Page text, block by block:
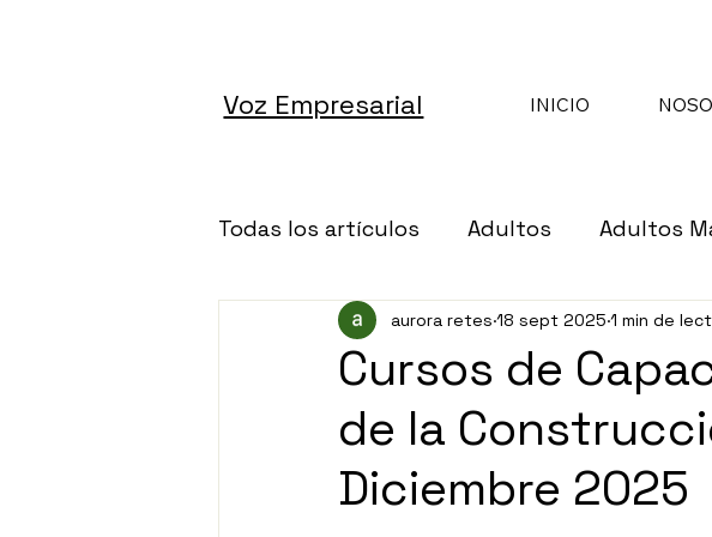
Voz Empresarial INICIO
Todas los artículos Adultos Adultos
Altruismo Architecture
Banca Cáncer Cámaras
Cursos de
de la
Diciembre 2025
aurora retes 18 sept 2025 1 min de